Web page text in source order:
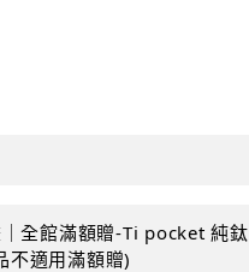
全館滿額贈-Ti pocket 純
適用滿額贈)